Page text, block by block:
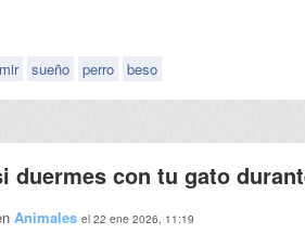
sueño perro beso
duermes con tu gato
Animales el 22 ene 2026, 11:19